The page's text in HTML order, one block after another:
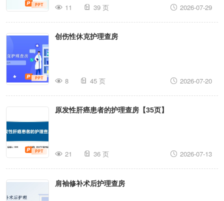
11 39 页 2026-07-29
创伤性休克护理查房
8 45 页 2026-07-20
原发性肝癌患者的护理查房【35页】
21 36 页 2026-07-13
肩袖修补术后护理查房